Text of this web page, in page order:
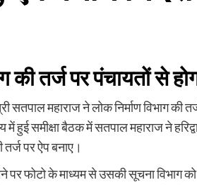
की तर्ज पर पंचायतों से
सतपाल महाराज ने लोक निर्माण विभाग की
हुई समीक्षा बैठक में सतपाल महाराज ने
तर्ज पर ऐप बनाए।
पर फोटो के माध्यम से उसकी सूचना